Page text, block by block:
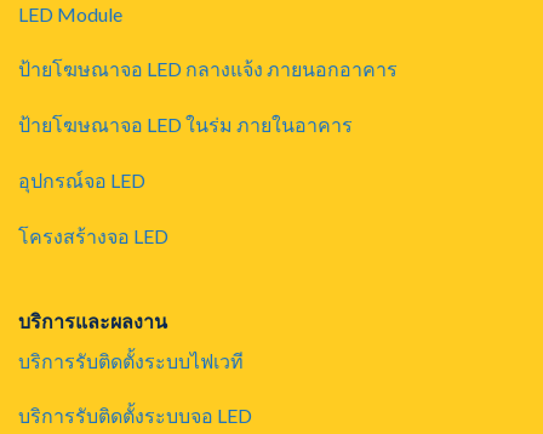
LED Module
ป้ายโฆษณาจอ LED กลางแจ้ง ภายนอกอาคาร
ป้ายโฆษณาจอ LED ในร่ม ภายในอาคาร
อุปกรณ์จอ LED
โครงสร้างจอ LED
บริการและผลงาน
บริการรับติดตั้งระบบไฟเวที
บริการรับติดตั้งระบบจอ LED